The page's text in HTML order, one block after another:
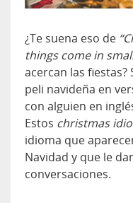
¿Te suena eso de
things come in
acercan las fiestas?
peli navideña en
con alguien en
Estos christmas
idioma que
Navidad y que le
conversaciones.